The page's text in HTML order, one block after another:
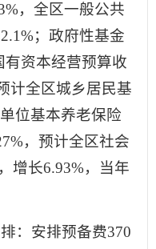
，全区一般公共
；政府性基金
有资本经营预算收
计全区城乡居民基
位基本养老保险
，预计全区社会
增长6.93%，当年
：安排预备费370